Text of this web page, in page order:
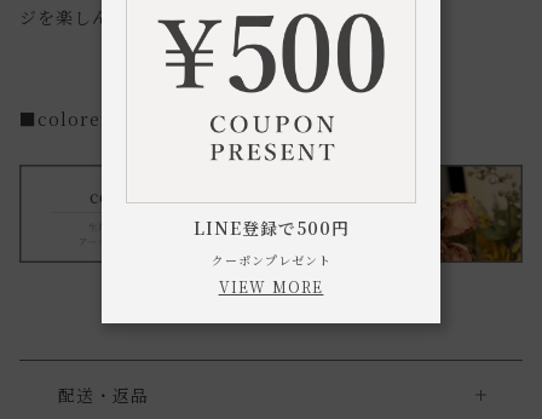
ジを楽しんでいただけます。
■colorer series（コロレシリーズ）はこちら
配送・返品
LINE登録で500円
クーポンプレゼント
VIEW MORE